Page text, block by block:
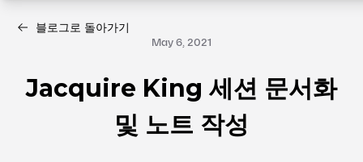
블로그로 돌아가기
May 6, 2021
Jacquire King 세션 문서화
및 노트 작성